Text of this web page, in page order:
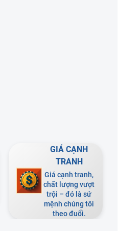
GIÁ CẠNH
TRANH
Giá cạnh tranh,
chất lượng vượt
trội – đó là sứ
mệnh chúng tôi
theo đuổi.